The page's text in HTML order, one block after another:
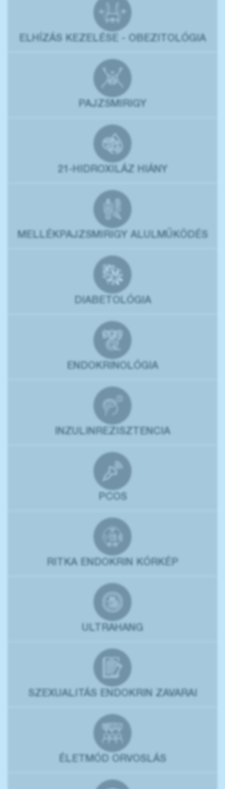
ELHÍZÁS KEZELÉSE - OBEZITOLÓGIA
PAJZSMIRIGY
21-HIDROXILÁZ HIÁNY
MELLÉKPAJZSMIRIGY ALULMŰKÖDÉS
DIABETOLÓGIA
ENDOKRINOLÓGIA
INZULINREZISZTENCIA
PCOS
RITKA ENDOKRIN KÓRKÉP
ULTRAHANG
SZEXUALITÁS ENDOKRIN ZAVARAI
ÉLETMÓD ORVOSLÁS